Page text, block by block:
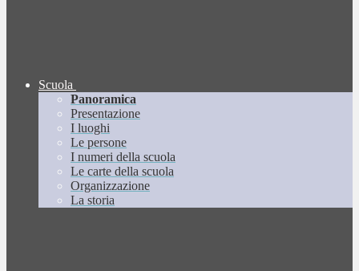
Scuola
Panoramica
Presentazione
I luoghi
Le persone
I numeri della scuola
Le carte della scuola
Organizzazione
La storia